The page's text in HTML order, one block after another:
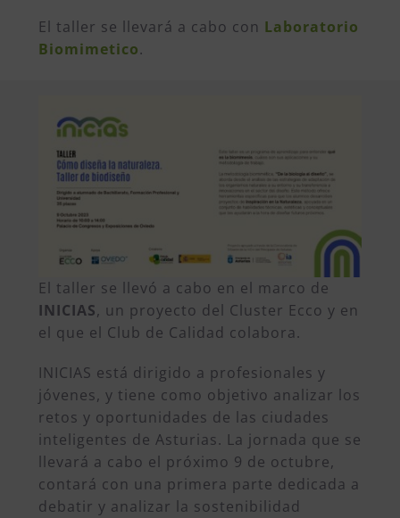
El taller se llevará a cabo con Laboratorio
Biomimetico.
El taller se llevó a cabo en el marco de
INICIAS, un proyecto del Cluster Ecco y en
el que el Club de Calidad colabora.
INICIAS está dirigido a profesionales y
jóvenes, y tiene como objetivo analizar los
retos y oportunidades de las ciudades
inteligentes de Asturias. La jornada que se
llevará a cabo el próximo 9 de octubre,
contará con una primera parte dedicada a
debatir y analizar la sostenibilidad